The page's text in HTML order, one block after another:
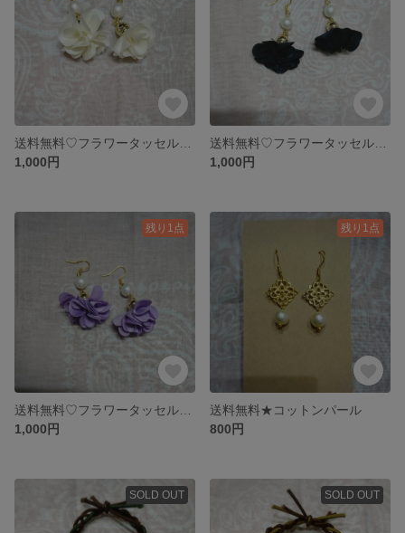
1,000円
1,000円
残り1点
1,000円
残り1点
送料無料★コットンパール
800円
SOLD OUT SOLD OUT